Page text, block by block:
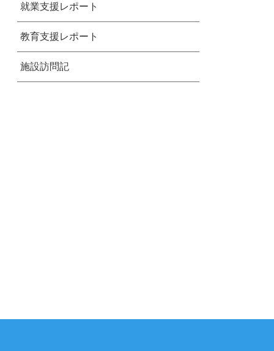
就業支援レポート
教育支援レポート
施設訪問記